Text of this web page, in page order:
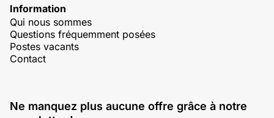
Information
Qui nous sommes
Questions fréquemment posées
Postes vacants
Contact
Ne manquez plus aucune offre grâce à notre